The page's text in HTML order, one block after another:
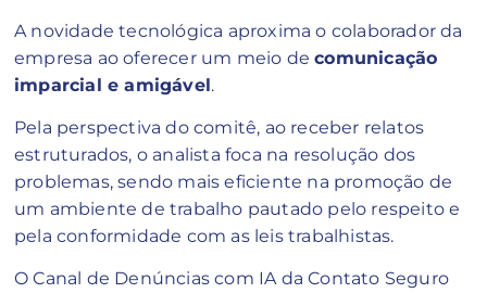
A novidade tecnológica aproxima o colaborador da
empresa ao oferecer um meio decomunicação
imparcial e amigável.
Pela perspectiva do comitê, ao receber relatos
estruturados, o analista foca na resolução dos
problemas, sendo mais eficiente na promoção de
um ambiente de trabalho pautado pelo respeito e
pela conformidade com as leis trabalhistas.
O Canal de Denúncias com IA da Contato Seguro